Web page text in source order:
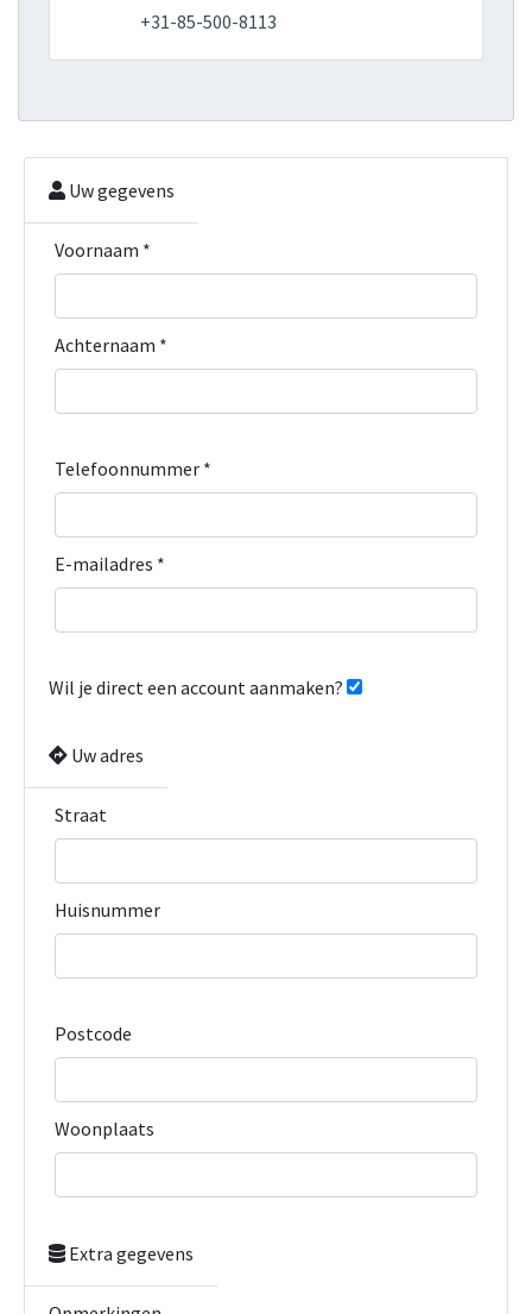
+31-85-500-8113
Uw gegevens
Voornaam *
Achternaam *
Telefoonnummer *
E-mailadres *
Wil je direct een account aanmaken?
Uw adres
Straat
Huisnummer
Postcode
Woonplaats
Extra gegevens